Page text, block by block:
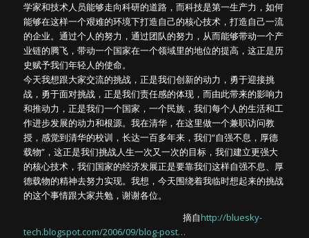
学家和技术人员能够走向科研的道路，而科技是第一生产力，如何
能够在这样一个艰难的环境下打造自己的核心技术，打造自己一流
的企业。通过个人的努力，通过团队的努力，从而能够带动一个产
业链的腾飞，带动一个国家在一个领域里的地位的提高，这正是历
史赋予我们年轻人的使命。
今天我想跟大家交流的挑战，正是我们创新的动力，勇于迎接挑
战，勇于面对挑战，正是我们责任感的体现，而由此带来的影响力
和推动力，正是我们一个国家，一个民族，我们每个人的生活和工
作进步发展的动力和根源。我在清华，在这里做一个兼职访问教
授，感觉到清华的校训，长达一百多年来，我们“自强不息，厚德
载物”，这正是我们挑战人生一次又一次的目标，我们建立更强大
的核心技术，我们国家的经济发展正是要靠我们这样自强不息、厚
德载物的精神去努力实现。我想，今天围绕着我临时想起来的挑战
的这个事情跟大家共勉，谢谢各位。
摘自http://bluesky-
tech.blogspot.com/2006/09/blog-post…